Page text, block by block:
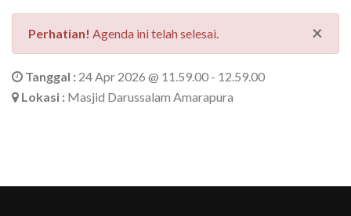
×
Perhatian! Agenda ini telah selesai.
Tanggal : 24 Apr 2026 @ 11.59.00 - 12.59.00
Lokasi : Masjid Darussalam Amarapura